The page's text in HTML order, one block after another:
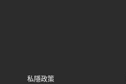
私隱政策